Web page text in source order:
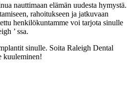
nauttimaan elämän uudesta hymystä.
rahoitukseen ja jatkuvaan
henkilökuntamme voi tarjota sinulle
’ ssa.
sinulle. Soita Raleigh Dental
kuuleminen!